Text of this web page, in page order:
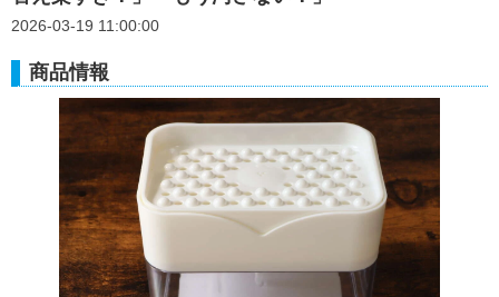
2026-03-19 11:00:00
商品情報